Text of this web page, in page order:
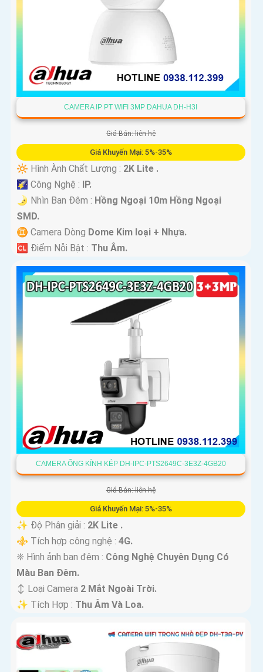
CAMERA IP PT WIFI 3MP DAHUA DH-H3I
Giá Bán: liên hệ
Giá Khuyến Mại: 5%-35%
🔆 Hình Ành Chất Lượng : 2K Lite .
🌠 Công Nghệ : IP.
🌛 Nhìn Ban Đêm : Hồng Ngoại 10m Hồng Ngoại
SMD.
♊ Camera Dòng Dome Kim loại + Nhựa.
️🆑 Điểm Nỗi Bật : Thu Âm.
CAMERA ỐNG KÍNH KÉP DH-IPC-PTS2649C-3E3Z-4GB20
Giá Bán: liên hệ
Giá Khuyến Mại: 5%-35%
✨ Độ Phân giải : 2K Lite .
⚜️ Tích hợp công nghệ : 4G.
❈ Hình ảnh ban đêm : Công Nghệ Chuyên Dụng Có
Màu Ban Ðêm.
↕️ Loại Camera 2 Mắt Ngoài Trời.
️✨ Tích Hợp : Thu Âm Và Loa.